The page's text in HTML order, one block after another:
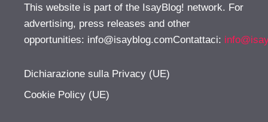
This website is part of the IsayBlog! network. For
advertising, press releases and other
opportunities: info@isayblog.comContattaci:
Dichiarazione sulla Privacy (UE)
Cookie Policy (UE)